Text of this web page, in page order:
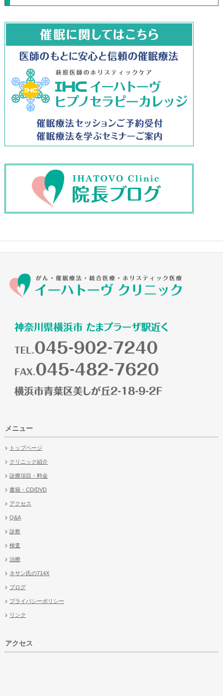
メニュー
トップページ
クリニック紹介
診療項目・料金
書籍・CD/DVD
アクセス
Q&A
診察
検査
治療
ネサン氏の714X
ブログ
プライバシーポリシー
リンク
アクセス